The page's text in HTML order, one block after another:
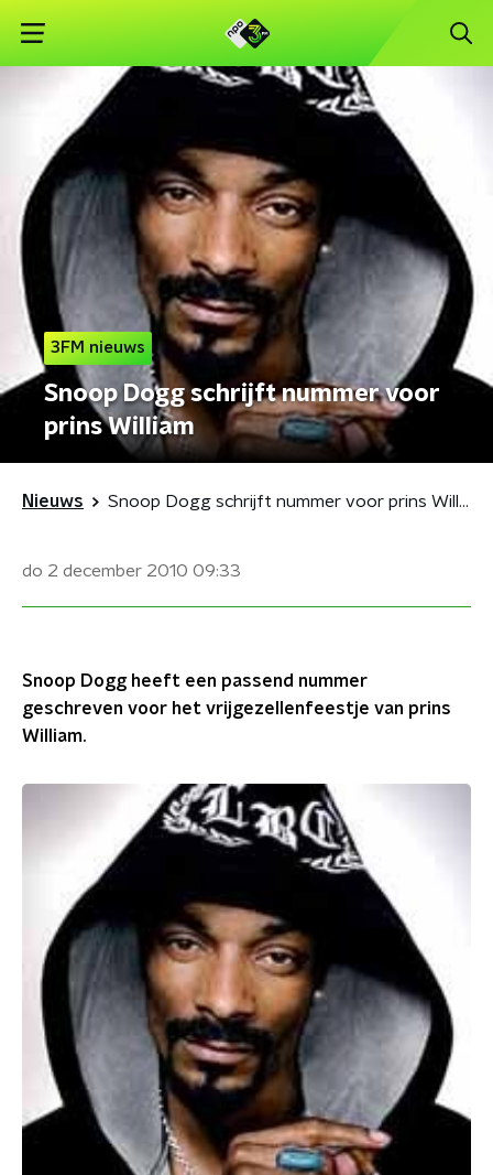
3FM nieuws
Snoop Dogg schrijft nummer voor
prins William
Nieuws Snoop Dogg schrijft nummer voor prins William
do 2 december 2010 09:33
Snoop Dogg heeft een passend nummer
geschreven voor het vrijgezellenfeestje van prins
William.